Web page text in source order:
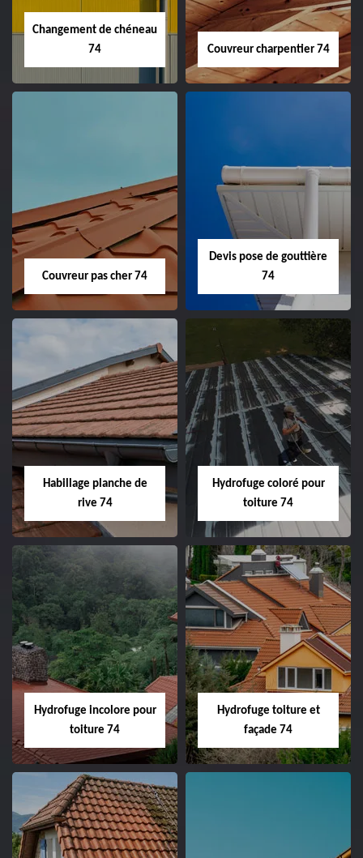
Changement de chéneau
74
Couvreur charpentier 74
Couvreur pas cher 74
Devis pose de gouttière
74
Habillage planche de
rive 74
Hydrofuge coloré pour
toiture 74
Hydrofuge incolore pour
toiture 74
Hydrofuge toiture et
façade 74